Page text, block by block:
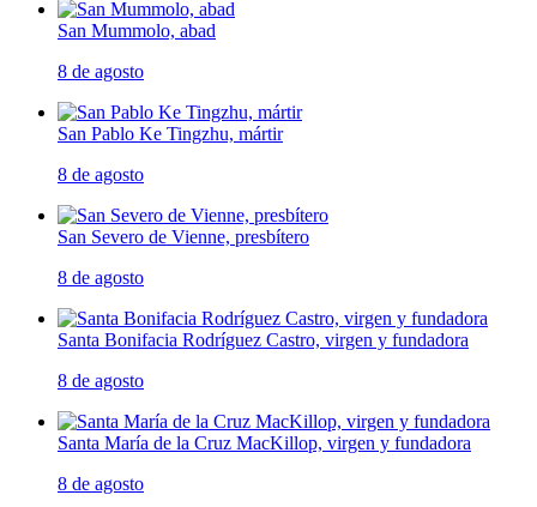
San Mummolo, abad
8 de agosto
San Pablo Ke Tingzhu, mártir
8 de agosto
San Severo de Vienne, presbítero
8 de agosto
Santa Bonifacia Rodríguez Castro, virgen y fundadora
8 de agosto
Santa María de la Cruz MacKillop, virgen y fundadora
8 de agosto